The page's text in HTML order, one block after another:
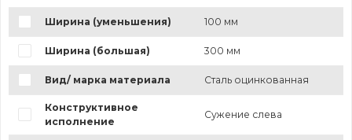
Ширина (уменьшения) 100 мм
Ширина (большая) 300 мм
Вид/ марка материала Сталь оцинкованная
Конструктивное
исполнение
Сужение слева